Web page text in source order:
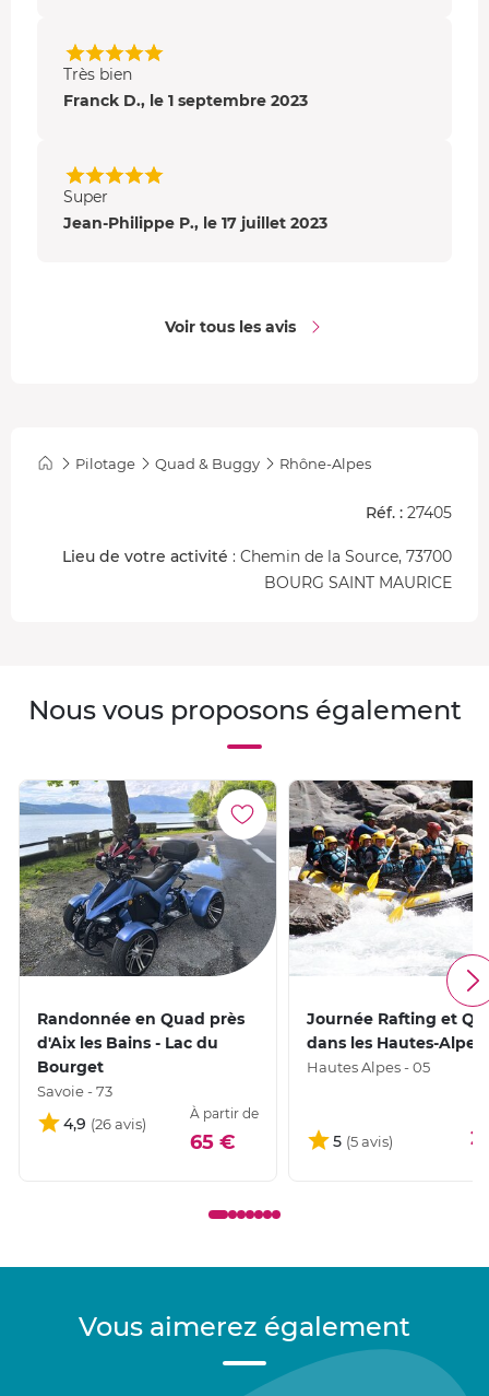
Très bien
Franck D., le 1 septembre 2023
Super
Jean-Philippe P., le 17 juillet 2023
Voir tous les avis
Pilotage Quad & Buggy Rhône-Alpes
Réf. : 27405
Lieu de votre activité : Chemin de la Source, 73700
BOURG SAINT MAURICE
Nous vous proposons également
Randonnée en Quad près
d'Aix les Bains - Lac du
Bourget
Savoie - 73
4,9
À partir de
65 €
Journée Rafting et
dans les Hautes-Alpes
Hautes Alpes - 05
5
Vous aimerez également